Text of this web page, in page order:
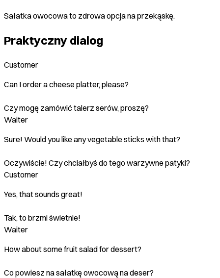
Sałatka owocowa to zdrowa opcja na przekąskę.
Praktyczny dialog
Customer
Can I order a cheese platter, please?
Czy mogę zamówić talerz serów, proszę?
Waiter
Sure! Would you like any vegetable sticks with that?
Oczywiście! Czy chciałbyś do tego warzywne patyki?
Customer
Yes, that sounds great!
Tak, to brzmi świetnie!
Waiter
How about some fruit salad for dessert?
Co powiesz na sałatkę owocową na deser?